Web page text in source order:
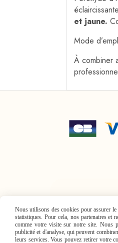
et jaune.
Mode
À combiner
Nous utilisons des cookies pour assurer
statistiques. Pour cela, nos partenaires et
comme votre visite sur notre site. Nous
publicité et d'analyse, qui peuvent
leurs services. Vous pouvez retirer votre